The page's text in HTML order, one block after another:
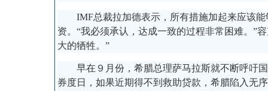
IMF总裁拉加德表示，所有措施加起来应该能
资。“我必须承认，达成一致的过程非常困难。”
大的牺牲。”
早在９月份，希腊总理萨马拉斯就不断呼吁国
券度日，如果近期得不到救助贷款，希腊陷入无